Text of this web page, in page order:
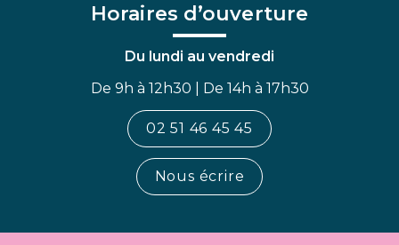
Horaires d’ouverture
Du lundi au vendredi
De 9h à 12h30 | De 14h à 17h30
02 51 46 45 45
Nous écrire